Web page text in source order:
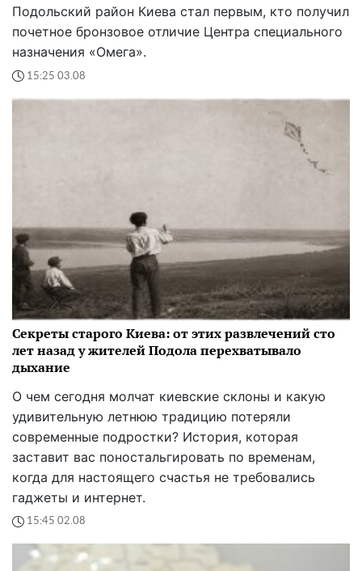
Подольский район Киева стал первым, кто получил
почетное бронзовое отличие Центра специального
назначения «Омега».
15:25 03.08
Секреты старого Киева: от этих развлечений сто
лет назад у жителей Подола перехватывало
дыхание
О чем сегодня молчат киевские склоны и какую
удивительную летнюю традицию потеряли
современные подростки? История, которая
заставит вас поностальгировать по временам,
когда для настоящего счастья не требовались
гаджеты и интернет.
15:45 02.08